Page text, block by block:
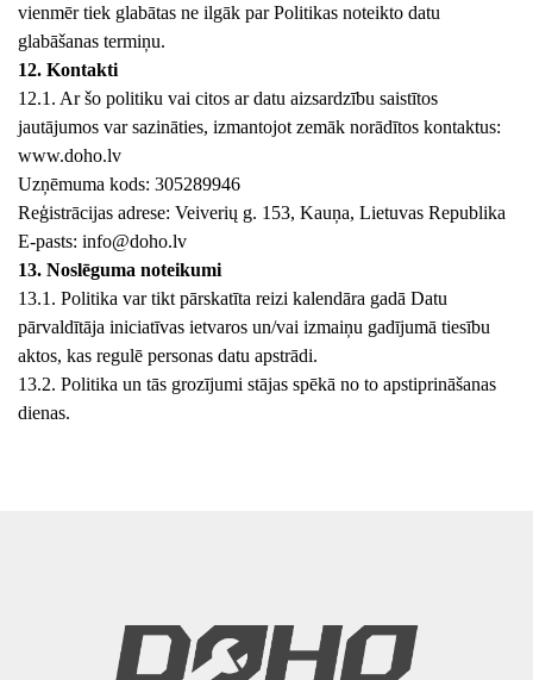
vienmēr tiek glabātas ne ilgāk par Politikas noteikto datu
glabāšanas termiņu.
12. Kontakti
12.1. Ar šo politiku vai citos ar datu aizsardzību saistītos
jautājumos var sazināties, izmantojot zemāk norādītos kontaktus:
www.doho.lv
Uzņēmuma kods: 305289946
Reģistrācijas adrese: Veiverių g. 153, Kauņa, Lietuvas Republika
E-pasts: info@doho.lv
13. Noslēguma noteikumi
13.1. Politika var tikt pārskatīta reizi kalendāra gadā Datu
pārvaldītāja iniciatīvas ietvaros un/vai izmaiņu gadījumā tiesību
aktos, kas regulē personas datu apstrādi.
13.2. Politika un tās grozījumi stājas spēkā no to apstiprināšanas
dienas.